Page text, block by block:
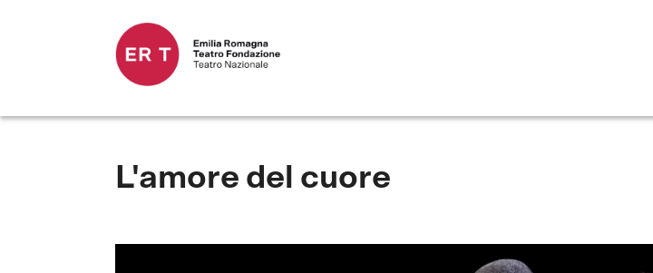
L'amore del cuore